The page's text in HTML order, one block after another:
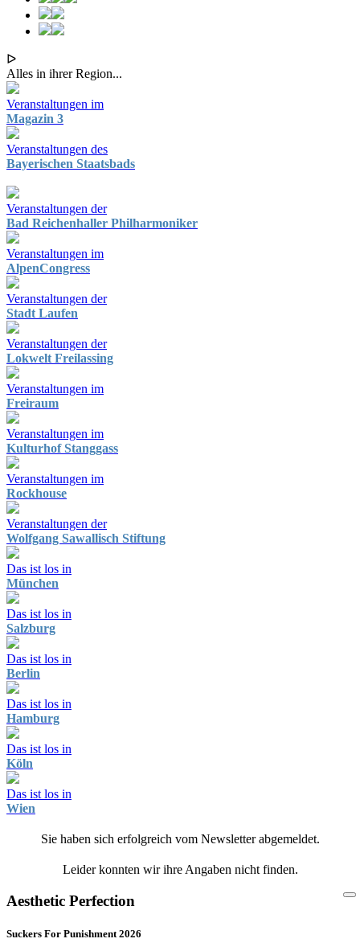
ᐅ
Alles in ihrer Region...
Veranstaltungen im
Magazin 3
Veranstaltungen des
Bayerischen Staatsbads
Veranstaltungen der
Bad Reichenhaller Philharmoniker
Veranstaltungen im
AlpenCongress
Veranstaltungen der
Stadt Laufen
Veranstaltungen der
Lokwelt Freilassing
Veranstaltungen im
Freiraum
Veranstaltungen im
Kulturhof Stanggass
Veranstaltungen im
Rockhouse
Veranstaltungen der
Wolfgang Sawallisch Stiftung
Das ist los in
München
Das ist los in
Salzburg
Das ist los in
Berlin
Das ist los in
Hamburg
Das ist los in
Köln
Das ist los in
Wien
Sie haben sich erfolgreich vom Newsletter abgemeldet.
Leider konnten wir ihre Angaben nicht finden.
Aesthetic Perfection
Suckers For Punishment 2026